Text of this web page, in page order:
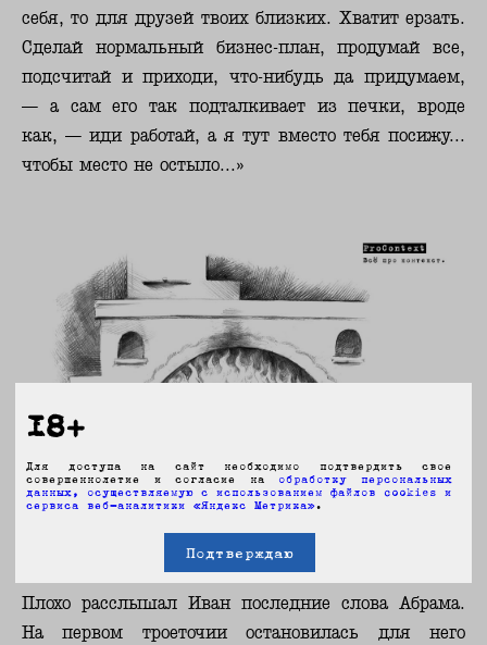
себя, то для друзей твоих близких. Хватит ерзать.
Сделай нормальный бизнес-план, продумай все,
подсчитай и приходи, что-нибудь да придумаем,
— а сам его так подталкивает из печки, вроде
как, — иди работай, а я тут вместо тебя посижу...
чтобы место не остыло...»
Плохо расслышал Иван последние слова Абрама.
На первом троеточии остановилась для него
18+
Для доступа на сайт необходимо подтвердить свое
совершеннолетие и согласие на обработку персональных
данных, осуществляемую с использованием файлов cookies и
сервиса веб-аналитики «Яндекс Метрика».
Подтверждаю